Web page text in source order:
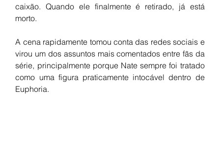
caixão. Quando ele finalmente é retirado, já está
morto.
A cena rapidamente tomou conta das redes sociais e
virou um dos assuntos mais comentados entre fãs da
série, principalmente porque Nate sempre foi tratado
como uma figura praticamente intocável dentro de
Euphoria.